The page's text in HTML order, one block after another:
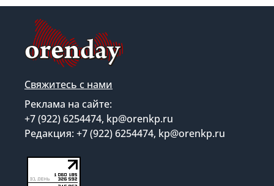
Свяжитесь с нами
Реклама на сайте:
+7 (922) 6254474, kp@orenkp.ru
Редакция: +7 (922) 6254474, kp@orenkp.ru